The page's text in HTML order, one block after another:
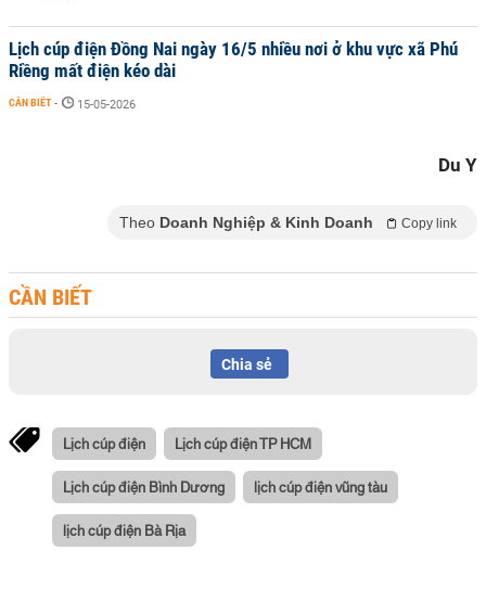
Lịch cúp điện Đồng Nai ngày 16/5 nhiều nơi ở khu vực xã Phú
Riềng mất điện kéo dài
CẦN BIẾT - 15-05-2026
Du Y
Theo Doanh Nghiệp & Kinh Doanh Copy link
CẦN BIẾT
Chia sẻ
Lịch cúp điện Lịch cúp điện TP HCM
Lịch cúp điện Bình Dương lịch cúp điện vũng tàu
lịch cúp điện Bà Rịa